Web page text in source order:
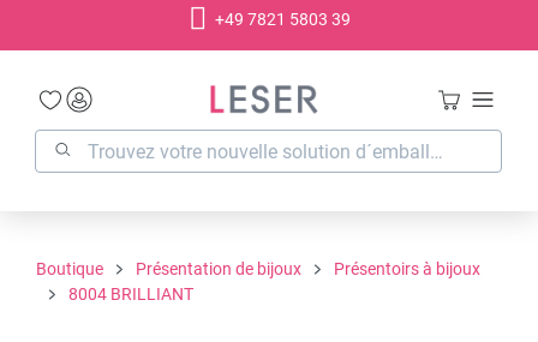
+49 7821 5803 39
Boutique Présentation de bijoux
Présentoirs à bijoux
8004 BRILLIANT